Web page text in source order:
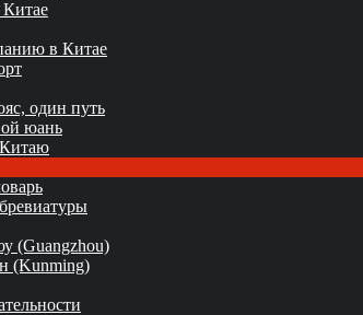
в Китае
один путь
юань
(Guangzhou)
(Kunming)